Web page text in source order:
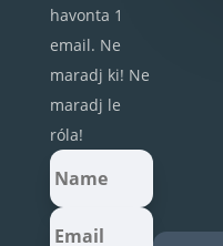
havonta 1
email. Ne
maradj ki! Ne
maradj le
róla!